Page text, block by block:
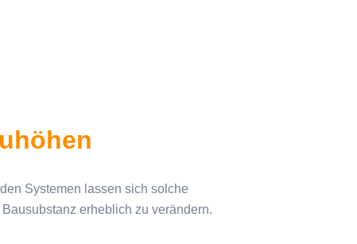
Systemen lassen sich solche
erheblich zu verändern.